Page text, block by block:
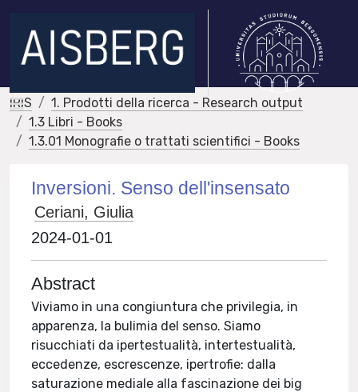
IRIS
1. Prodotti della ricerca - Research output
1.3 Libri - Books
1.3.01 Monografie o trattati scientifici - Books
Inversioni. Senso dell'insensato
Ceriani, Giulia
2024-01-01
Abstract
Viviamo in una congiuntura che privilegia, in
apparenza, la bulimia del senso. Siamo
risucchiati da ipertestualità, intertestualità,
eccedenze, escrescenze, ipertrofie: dalla
saturazione mediale alla fascinazione dei big